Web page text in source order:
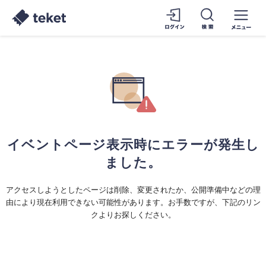
イベントページ表示時にエラーが発生し
ました。
アクセスしようとしたページは削除、変更されたか、公開準備中などの理
由により現在利用できない可能性があります。お手数ですが、下記のリン
クよりお探しください。